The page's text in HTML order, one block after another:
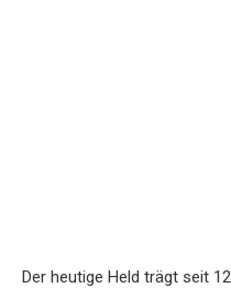
Der heutige Held trägt seit